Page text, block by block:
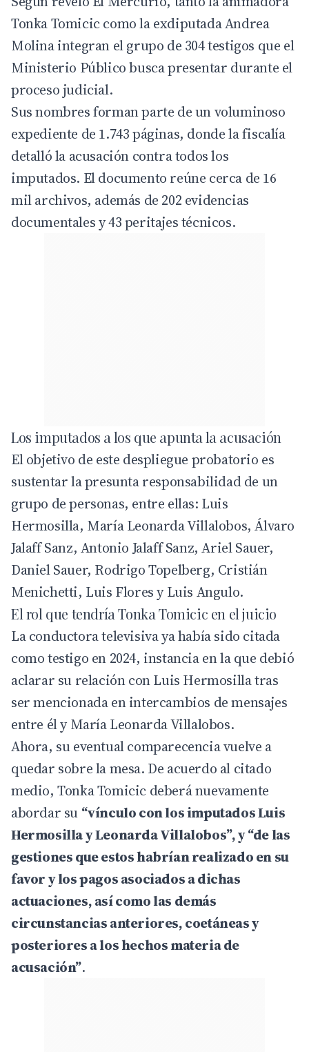
TonkaTomicic como la exdiputada Andrea
Molina integran el grupo de 304 testigos que el
Ministerio Público busca presentar durante el
proceso judicial.
Sus nombres forman parte de un voluminoso
expediente de 1.743 páginas, donde la fiscalía
detalló la acusación contra todos los
imputados. El documento reúne cerca de 16
mil archivos, además de 202 evidencias
documentales y 43 peritajes técnicos.
Los imputados a los que apunta la acusación
El objetivo de este despliegue probatorio es
sustentar la presunta responsabilidad de un
grupo de personas, entre ellas: Luis
Hermosilla, María Leonarda Villalobos, Álvaro
Jalaff Sanz, Antonio Jalaff Sanz, Ariel Sauer,
Daniel Sauer, Rodrigo Topelberg, Cristián
Menichetti, Luis Flores y Luis Angulo.
El rol que tendría Tonka Tomicic en el juicio
La conductora televisiva ya había sido citada
como testigo en 2024, instancia en la que debió
aclarar su relación con Luis Hermosilla tras
ser mencionada en intercambios de mensajes
entre él y María Leonarda Villalobos.
Ahora, su eventual comparecencia vuelve a
quedar sobre la mesa. De acuerdo al citado
medio, Tonka Tomicic deberá nuevamente
abordar su “vínculo con los imputados Luis
Hermosilla y Leonarda Villalobos”, y “de las
gestiones que estos habrían realizado en su
favor y los pagos asociados a dichas
actuaciones, así como las demás
circunstancias anteriores, coetáneas y
posteriores a los hechos materia de
acusación”.